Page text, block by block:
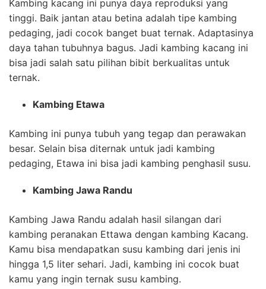
Kambing kacang ini punya daya reproduksi yang
tinggi. Baik jantan atau betina adalah tipe kambing
pedaging, jadi cocok banget buat ternak. Adaptasinya
daya tahan tubuhnya bagus. Jadi kambing kacang ini
bisa jadi salah satu pilihan bibit berkualitas untuk
ternak.
Kambing Etawa
Kambing ini punya tubuh yang tegap dan perawakan
besar. Selain bisa diternak untuk jadi kambing
pedaging, Etawa ini bisa jadi kambing penghasil susu.
Kambing Jawa Randu
Kambing Jawa Randu adalah hasil silangan dari
kambing peranakan Ettawa dengan kambing Kacang.
Kamu bisa mendapatkan susu kambing dari jenis ini
hingga 1,5 liter sehari. Jadi, kambing ini cocok buat
kamu yang ingin ternak susu kambing.